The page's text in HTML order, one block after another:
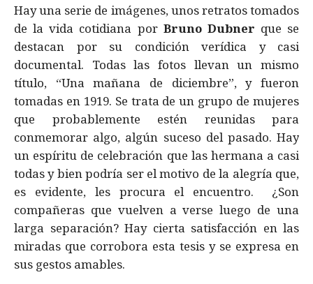
Hay una serie de imágenes, unos retratos tomados
de la vida cotidiana porBruno Dubner que se
destacan por su condición verídica y casi
documental. Todas las fotos llevan un mismo
título, “Una mañana de diciembre”, y fueron
tomadas en 1919. Se trata de un grupo de mujeres
que probablemente estén reunidas para
conmemorar algo, algún suceso del pasado. Hay
un espíritu de celebración que las hermana a casi
todas y bien podría ser el motivo de la alegría que,
es evidente, les procura el encuentro. ¿Son
compañeras que vuelven a verse luego de una
larga separación? Hay cierta satisfacción en las
miradas que corrobora esta tesis y se expresa en
sus gestos amables.